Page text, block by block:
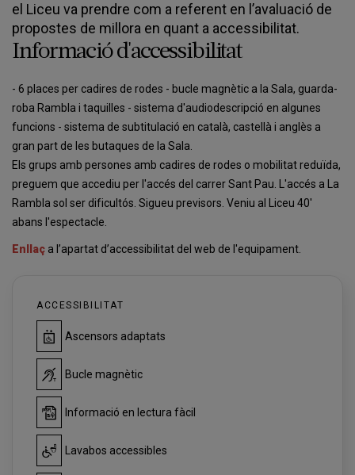
el Liceu va prendre com a referent en l’avaluació de
propostes de millora en quant a accessibilitat.
Informació d'accessibilitat
- 6 places per cadires de rodes - bucle magnètic a la Sala, guarda-
roba Rambla i taquilles - sistema d'audiodescripció en algunes
funcions - sistema de subtitulació en català, castellà i anglès a
gran part de les butaques de la Sala.
Els grups amb persones amb cadires de rodes o mobilitat reduïda,
preguem que accediu per l'accés del carrer Sant Pau. L'accés a La
Rambla sol ser dificultós. Sigueu previsors. Veniu al Liceu 40'
abans l'espectacle.
Enllaç a l’apartat d’accessibilitat del web de l'equipament.
ACCESSIBILITAT
Ascensors adaptats
Bucle magnètic
Informació en lectura fàcil
Lavabos accessibles